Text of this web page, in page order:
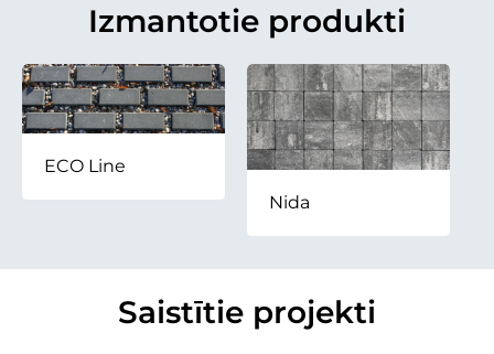
Izmantotie produkti
ECO Line
Nida
Saistītie projekti